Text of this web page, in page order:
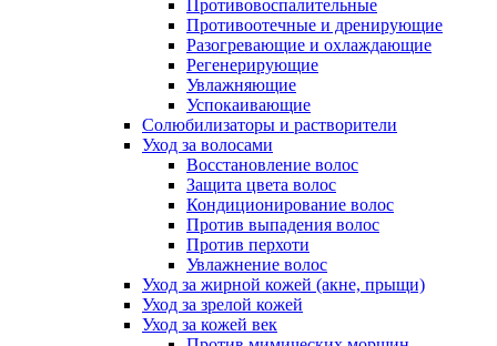
Противовоспалительные
Противоотечные и дренирующие
Разогревающие и охлаждающие
Регенерирующие
Увлажняющие
Успокаивающие
Солюбилизаторы и растворители
Уход за волосами
Восстановление волос
Защита цвета волос
Кондиционирование волос
Против выпадения волос
Против перхоти
Увлажнение волос
Уход за жирной кожей (акне, прыщи)
Уход за зрелой кожей
Уход за кожей век